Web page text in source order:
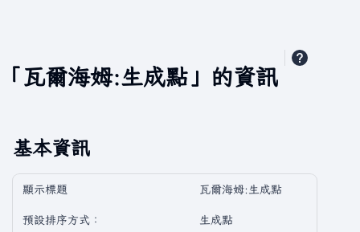
「瓦爾海姆:生成點」的資訊
基本資訊
顯示標題 瓦爾海姆:生成點
預設排序方式： 生成點